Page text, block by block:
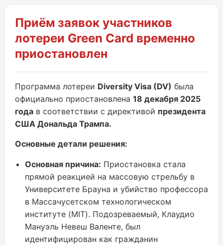
Приём заявок участников
лотереи Green Card временно
приостановлен
Программа лотереи Diversity Visa (DV) была
официально приостановлена 18 декабря 2025
года в соответствии с директивой президента
США Дональда Трампа.
Основные детали решения:
Основная причина: Приостановка стала
прямой реакцией на массовую стрельбу в
Университете Брауна и убийство профессора
в Массачусетском технологическом
институте (MIT). Подозреваемый, Клаудио
Мануэль Невеш Валенте, был
идентифицирован как гражданин